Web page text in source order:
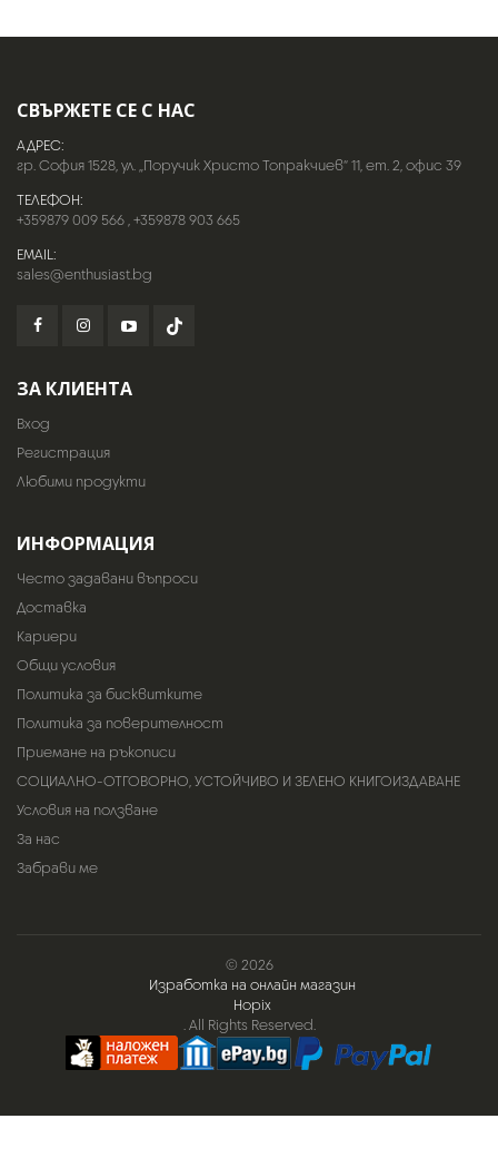
СВЪРЖЕТЕ СЕ С НАС
АДРЕС:
гр. София 1528, ул. „Поручик Христо Топракчиев“ 11, ет. 2, офис 39
ТЕЛЕФОН:
+359879 009 566,+359878 903 665
EMAIL:
sales@enthusiast.bg
ЗА КЛИЕНТА
Вход
Регистрация
Любими продукти
ИНФОРМАЦИЯ
Често задавани въпроси
Доставка
Кариери
Общи условия
Политика за бисквитките
Политика за поверителност
Приемане на ръкописи
СОЦИАЛНО-ОТГОВОРНО, УСТОЙЧИВО И ЗЕЛЕНО КНИГОИЗДАВАНЕ
Условия на ползване
За нас
Забрави ме
© 2026
Изработка на онлайн магазин
Hopix
. All Rights Reserved.